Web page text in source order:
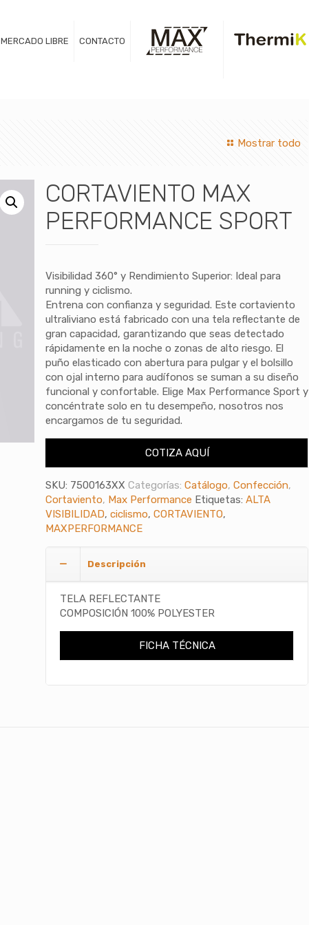
MERCADO LIBRE CONTACTO
Mostrar todo
CORTAVIENTO MAX
PERFORMANCE SPORT
Visibilidad 360° y Rendimiento Superior: Ideal para
running y ciclismo.
Entrena con confianza y seguridad. Este cortaviento
ultraliviano está fabricado con una tela reflectante de
gran capacidad, garantizando que seas detectado
rápidamente en la noche o zonas de alto riesgo. El
puño elasticado con abertura para pulgar y el bolsillo
con ojal interno para audífonos se suman a su diseño
funcional y confortable. Elige Max Performance Sport y
concéntrate solo en tu desempeño, nosotros nos
encargamos de tu seguridad.
COTIZA AQUÍ
SKU: 7500163XX Categorías:Catálogo,Confección,
Cortaviento, Max Performance Etiquetas:ALTA
VISIBILIDAD,ciclismo,CORTAVIENTO,
MAXPERFORMANCE
Descripción
TELA REFLECTANTE
COMPOSICIÓN 100% POLYESTER
FICHA TÉCNICA